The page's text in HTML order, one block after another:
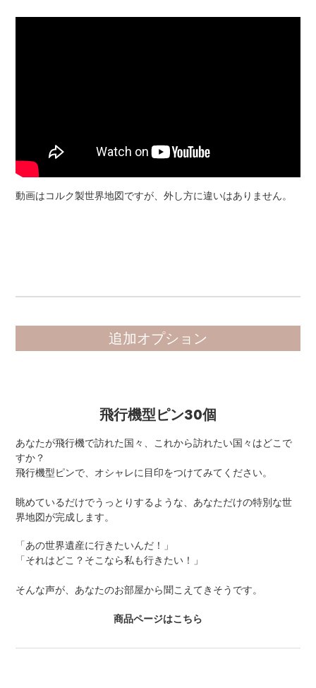
動画はコルク製世界地図ですが、外し方に違いはありません。
追加オプション
飛行機型ピン30個
あなたが飛行機で訪れた国々、これから訪れたい国々はどこで
すか？
飛行機型ピンで、オシャレに目印をつけてみてください。
眺めているだけでうっとりするような、あなただけの特別な世
界地図が完成します。
「あの世界遺産に行きたいんだ！」
「それはどこ？そこなら私も行きたい！」
そんな声が、あなたのお部屋から聞こえてきそうです。
商品ページはこちら